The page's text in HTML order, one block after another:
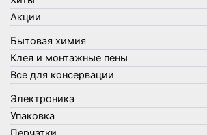
Утеплители и прочее
Фонари, лампы и удлинители
Хозяйственные товары
Швабры, стекломои, черенки и
Шнуры, веревки и шпагаты
Электроника
Элементы питания
Акции
Бытовая химия
Клея и монтажные пены
Все для консервации
Электроника
Упаковка